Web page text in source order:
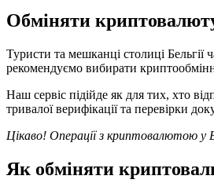
Обміняти
Туристи та мешканці столиці
рекомендуємо вибирати
Наш сервіс підійде як для тих, хто
тривалої верифікації та перевірки
Цікаво! Операції з криптовалютою у
Як обміняти